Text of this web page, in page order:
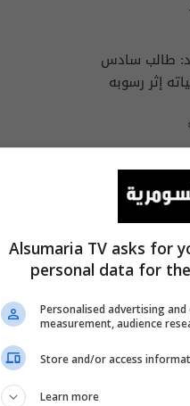
طالب سادس
إثر رسوبه
غرفة
Alsumaria TV asks for
personal data for
Personalised advertising
measurement, audience
Store and/or access
Learn more